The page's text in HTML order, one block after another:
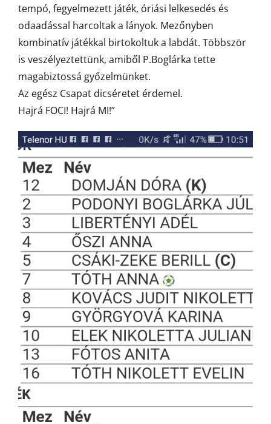
tempó, fegyelmezett játék, óriási lelkesedés és
odaadással harcoltak a lányok. Mezőnyben
kombinatív játékkal birtokoltuk a labdát. Többször
is veszélyeztettünk, amiből P.Boglárka tette
magabiztossá győzelmünket.
Az egész Csapat dicséretet érdemel.
Hajrá FOCI! Hajrá MI!”